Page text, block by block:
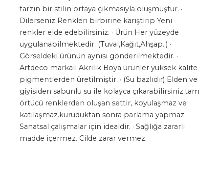
tarzın bir stilin ortaya çıkmasıyla oluşmuştur. ·
Dilerseniz Renkleri birbirine karıştırıp Yeni
renkler elde edebilirsiniz. · Ürün Her yüzeyde
uygulanabilmektedir. (Tuval,Kağıt,Ahşap..) ·
Görseldeki ürünün aynısı gönderilmektedir. ·
Artdeco markalı Akrilik Boya ürünler yüksek kalite
pigmentlerden üretilmiştir. · (Su bazlıdır) Elden ve
giyisiden sabunlu su ile kolayca çıkarabilirsiniz.tam
örtücü renklerden oluşan settir, koyulaşmaz ve
katılaşmaz.kuruduktan sonra parlama yapmaz ·
Sanatsal çalışmalar için idealdir. · Sağlığa zararlı
madde içermez. Cilde zarar vermez.